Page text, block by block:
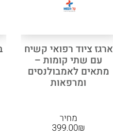
ארגז ציוד רפואי קשיח
עם שתי קומות –
מתאים לאמבולנסים
ומרפאות
מחיר
₪
399.00